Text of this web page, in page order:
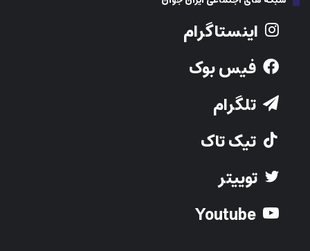
توییتر
نوشته‌های تازه
اورژانس‌های کانادا در آستانه فروپاشی؛ پزشکان می‌روند، بیماران می‌مانند!
کانادا در برابر ترامپ؛ محافظه‌کاران خواستار افشای «استراتژی» کارنی شدند
پایان صف‌های طولانی؟ تمدید آنلاین پاسپورت کانادا ۲۴ ساعته شد!
راز آرام کردن قشقرق‌های کودک بدون دعوا و فریاد